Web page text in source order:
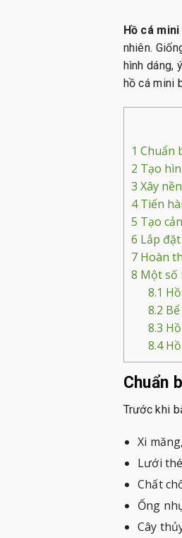
Hồ cá
nhiên.
hình dáng,
hồ cá mini
1 Chuẩn
2 Tạo
3 Xây
4Tiến
5 Tạo
6 Lắp
7Hoàn
8 Một số
8.1
8.2
8.3
8.4Hồ
Chuẩn
Trước khi
Xi
Lưới
Chất
Ống
Cây